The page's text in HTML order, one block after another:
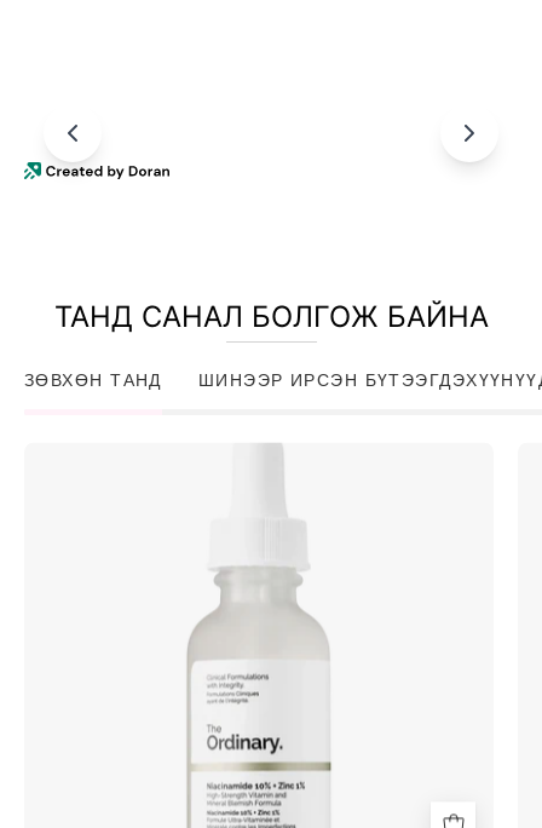
ТАНД САНАЛ БОЛГОЖ БАЙНА
ЗӨВХӨН ТАНД ШИНЭЭР ИРСЭН